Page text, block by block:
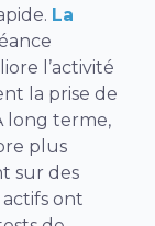
La
l’activité
la prise de
long terme,
plus
sur des
actifs ont